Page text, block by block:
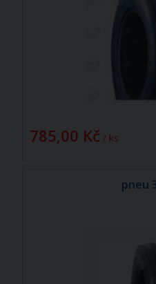
785,00 Kč / ks
pneu